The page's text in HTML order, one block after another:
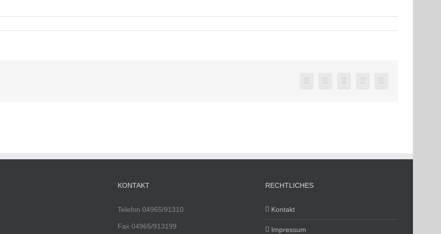
FacebookTwitter LinkedInPinterest
KONTAKT
Telefon 04965/91310
Fax 04965/913199
RECHTLICHES
Kontakt
Impressum